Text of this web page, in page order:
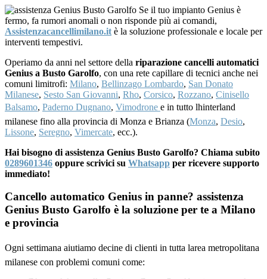
Se il tuo impianto Genius è
fermo, fa rumori anomali o non risponde più ai comandi,
Assistenzacancellimilano.it è la soluzione professionale e locale per
interventi tempestivi.
Operiamo da anni nel settore della riparazione cancelli automatici
Genius a Busto Garolfo, con una rete capillare di tecnici anche nei
comuni limitrofi: Milano, Bellinzago Lombardo, San Donato
Milanese, Sesto San Giovanni, Rho, Corsico, Rozzano, Cinisello
Balsamo, Paderno Dugnano, Vimodrone e in tutto lhinterland
milanese fino alla provincia di Monza e Brianza (Monza, Desio,
Lissone, Seregno, Vimercate, ecc.).
Hai bisogno di assistenza Genius Busto Garolfo? Chiama subito
0289601346 oppure scrivici su Whatsapp per ricevere supporto
immediato!
Cancello automatico Genius in panne? assistenza
Genius Busto Garolfo è la soluzione per te a Milano
e provincia
Ogni settimana aiutiamo decine di clienti in tutta larea metropolitana
milanese con problemi comuni come: